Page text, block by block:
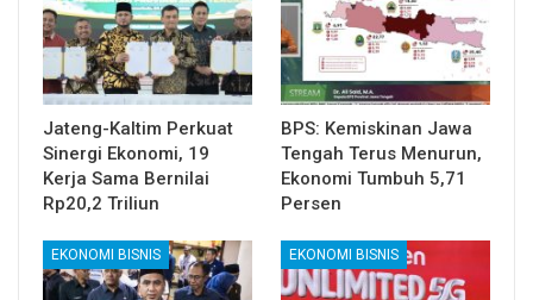
Jateng-Kaltim Perkuat
Sinergi Ekonomi, 19
Kerja Sama Bernilai
Rp20,2 Triliun
BPS: Kemiskinan Jawa
Tengah Terus Menurun,
Ekonomi Tumbuh 5,71
Persen
EKONOMI BISNIS EKONOMI BISNIS